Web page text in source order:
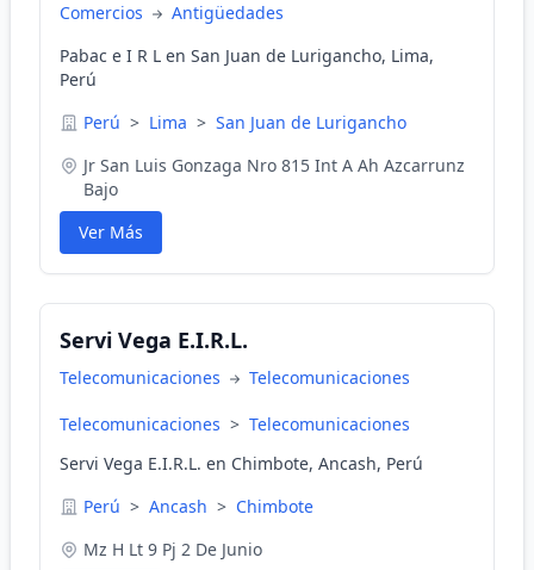
Comercios
Antigüedades
Pabac e I R L en San Juan de Lurigancho, Lima,
Perú
Perú > Lima > San Juan de Lurigancho
Jr San Luis Gonzaga Nro 815 Int A Ah Azcarrunz
Bajo
Ver Más
Servi Vega E.I.R.L.
Telecomunicaciones Telecomunicaciones
Telecomunicaciones > Telecomunicaciones
Servi Vega E.I.R.L. en Chimbote, Ancash, Perú
Perú > Ancash > Chimbote
Mz H Lt 9 Pj 2 De Junio